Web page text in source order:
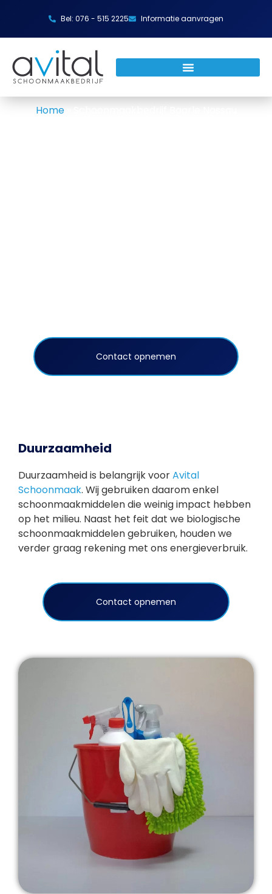
Bel: 076 - 515 2225 Informatie aanvragen
Home»
Contact opnemen
Duurzaamheid
Duurzaamheid is belangrijk voorAvital
Schoonmaak. Wij gebruiken daarom enkel
schoonmaakmiddelen die weinig impact hebben
op het milieu. Naast het feit dat we biologische
schoonmaakmiddelen gebruiken, houden we
verder graag rekening met ons energieverbruik.
Contact opnemen